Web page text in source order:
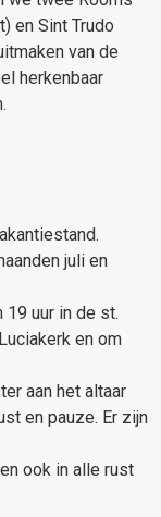
en Sint Trudo
van de
herkenbaar
juli en
uur in de st.
en om
aan het altaar
en pauze. Er zijn
ook in alle rust